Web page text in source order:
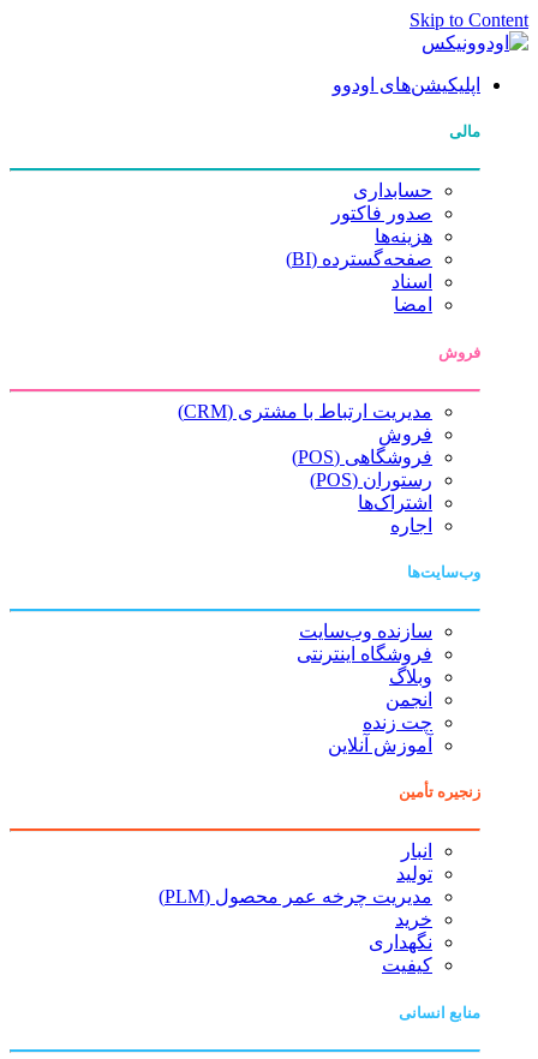
Skip to Content
اپلیکیشن‌های اودوو
مالی
حسابداری
صدور فاکتور
هزینه‌ها
صفحه‌گسترده (BI)
اسناد
امضا
فروش
مدیریت ارتباط با مشتری (CRM)
فروش
فروشگاهی (POS)
رستوران (POS)
اشتراک‌ها
اجاره
وب‌سایت‌ها
سازنده وب‌سایت
فروشگاه اینترنتی
وبلاگ
انجمن
چت زنده
آموزش آنلاین
زنجیره تأمین
انبار
تولید
مدیریت چرخه عمر محصول (PLM)
خرید
نگهداری
کیفیت
منابع انسانی